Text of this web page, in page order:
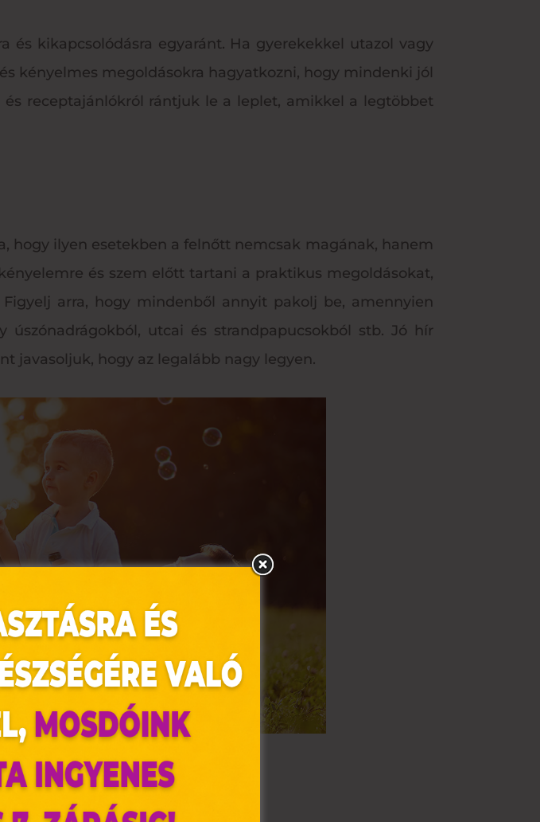
kikapcsolódásra egyaránt. Ha gyerekekkel utazol vagy
kényelmes megoldásokra hagyatkozni, hogy mindenki jól
receptajánlókról rántjuk le a leplet, amikkel a legtöbbet
ilyen esetekben a felnőtt nemcsak magának, hanem
és szem előtt tartani a praktikus megoldásokat,
arra, hogy mindenből annyit pakolj be, amennyien
úszónadrágokból, utcai és strandpapucsokból stb. Jó hír
javasoljuk, hogy az legalább nagy legyen.